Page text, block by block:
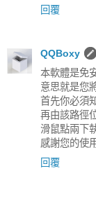
回覆
QQBoxy
本軟體是免
意思就是您
首先你必須
再由該路徑
滑鼠點兩下
感謝您的使
回覆